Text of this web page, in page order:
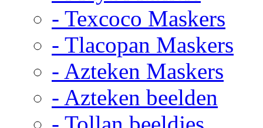
- Texcoco Maskers
- Tlacopan Maskers
- Azteken Maskers
- Azteken beelden